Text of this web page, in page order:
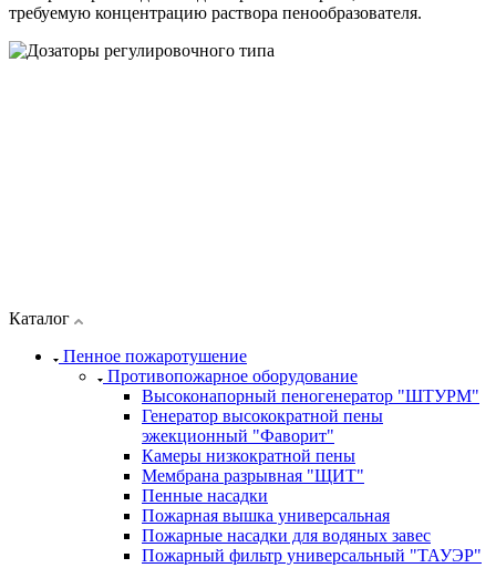
требуемую концентрацию раствора пенообразователя.
Каталог
Пенное пожаротушение
Противопожарное оборудование
Высоконапорный пеногенератор "ШТУРМ"
Генератор высокократной пены
эжекционный "Фаворит"
Камеры низкократной пены
Мембрана разрывная "ЩИТ"
Пенные насадки
Пожарная вышка универсальная
Пожарные насадки для водяных завес
Пожарный фильтр универсальный "ТАУЭР"